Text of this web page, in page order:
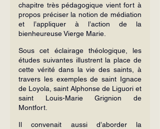
chapitre très pédagogique vient fort à
propos préciser la notion de médiation
et l’appliquer à l’action de la
bienheureuse Vierge Marie.
Sous cet éclairage théologi­que, les
études suivantes illustrent la place de
cette vérité dans la vie des saints, à
travers les exemples de saint Ignace
de Loyola, saint Alphonse de Liguori et
saint Louis-Marie Grignion de
Montfort.
Il convenait aussi d’aborder la